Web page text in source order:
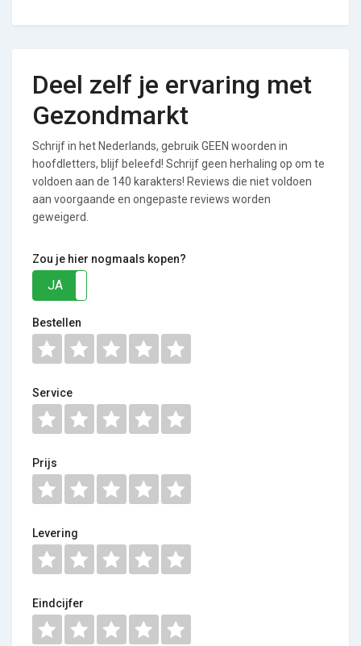
Deel zelf je ervaring met
Gezondmarkt
Schrijf in het Nederlands, gebruik GEEN woorden in
hoofdletters, blijf beleefd! Schrijf geen herhaling op om te
voldoen aan de 140 karakters! Reviews die niet voldoen
aan voorgaande en ongepaste reviews worden
geweigerd.
Zou je hier nogmaals kopen?
JA
Bestellen
Service
Prijs
Levering
Eindcijfer